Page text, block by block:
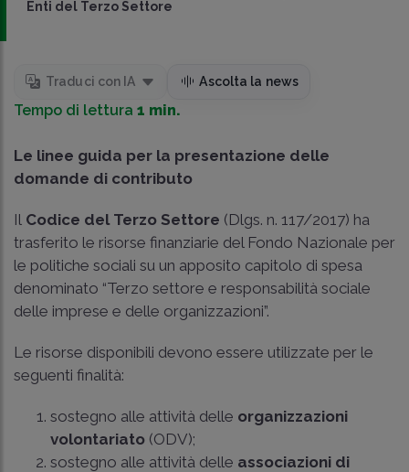
Enti del Terzo Settore
Traduci con IA Ascolta la news
Tempo di lettura 1 min.
Le linee guida per la presentazione delle
domande di contributo
Il Codice del Terzo Settore (Dlgs. n. 117/2017) ha
trasferito le risorse finanziarie del Fondo Nazionale per
le politiche sociali su un apposito capitolo di spesa
denominato “Terzo settore e responsabilità sociale
delle imprese e delle organizzazioni”.
Le risorse disponibili devono essere utilizzate per le
seguenti finalità:
sostegno alle attività delle organizzazioni
volontariato (ODV);
sostegno alle attività delle associazioni di